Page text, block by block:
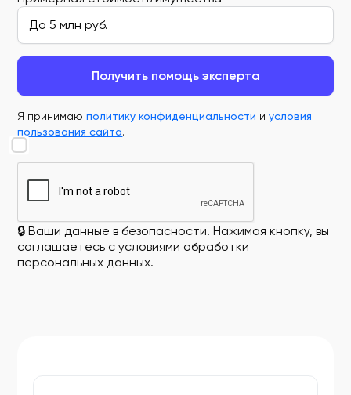
Получить помощь эксперта
Я принимаюполитику конфиденциальности иусловия
пользования сайта.
🔒 Ваши данные в безопасности. Нажимая кнопку, вы
соглашаетесь с условиями обработки
персональных данных.